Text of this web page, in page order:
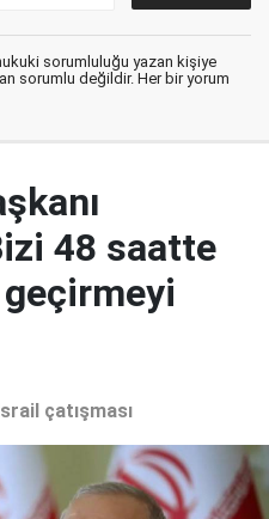
sorumluluğu yazan kişiye
sorumlu değildir. Her bir yorum
48 saatte
çatışması